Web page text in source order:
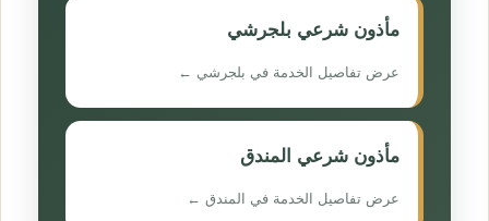
مأذون شرعي بلجرشي
عرض تفاصيل الخدمة في بلجرشي ←
مأذون شرعي المندق
عرض تفاصيل الخدمة في المندق ←